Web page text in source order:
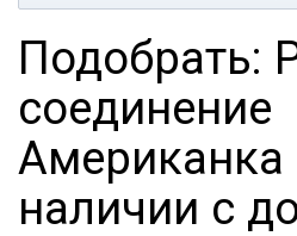
Подобрать:
соединение
наличии с